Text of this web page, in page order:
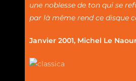
une noblesse de ton qui se
par là même rend ce disque
Janvier 2001, Michel Le